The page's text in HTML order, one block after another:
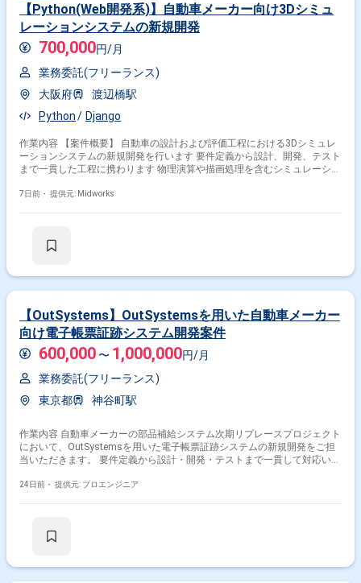
【Python(Web開発系)】自動車メーカー向け3Dシミュ
レーションシステムの新規開発
700,000円/月
業務委託(フリーランス)
大阪府
渡辺橋駅
Python
Django
作業内容 【案件概要】 自動車の設計および評価工程における3Dシミュレ
ーションシステムの新規開発を行います 要件定義から設計、開発、テスト
まで一貫した工程に携わります 物理演算や描画処理を含むシミュレーショ
質向上を図ります 【作業内容】 要件定義および仕様調整 基本設計および
7日前・ 提供元: Midworks
【OutSystems】OutSystemsを用いた自動車メーカー
向け電子帳票証跡システム開発案件
600,000 〜 1,000,000円/月
業務委託(フリーランス)
東京都
神谷町駅
作業内容 自動車メーカーの部品補給システム次期リプレースプロジェクト
において、OutSystemsを用いた電子帳票証跡システムの新規開発をご担
当いただきます。 要件定義から設計・開発・テストまで一貫して対応いた
験に応じて関連する開発にも携わっていただく可能性があります。
24日前・ 提供元: プロエンジニア